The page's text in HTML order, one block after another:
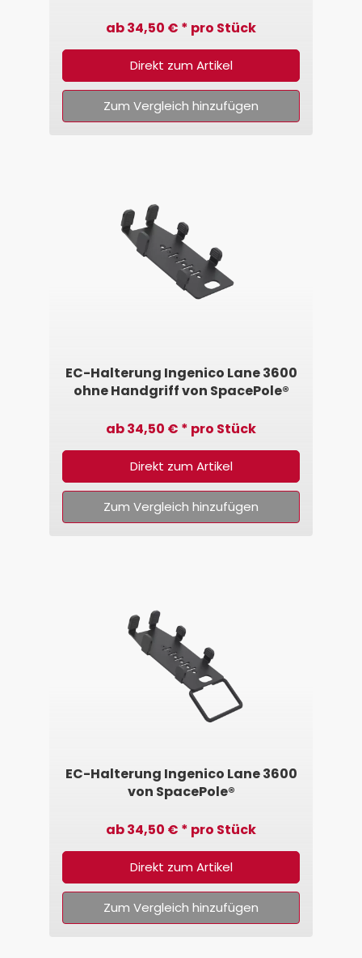
ab 34,50 € * pro Stück
Direkt zum Artikel
Zum Vergleich hinzufügen
EC-Halterung Ingenico Lane 3600
ohne Handgriff von SpacePole®
ab 34,50 € * pro Stück
Direkt zum Artikel
Zum Vergleich hinzufügen
EC-Halterung Ingenico Lane 3600
von SpacePole®
ab 34,50 € * pro Stück
Direkt zum Artikel
Zum Vergleich hinzufügen